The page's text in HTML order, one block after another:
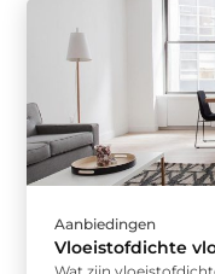
Aanbiedingen
Vloeistofdichte